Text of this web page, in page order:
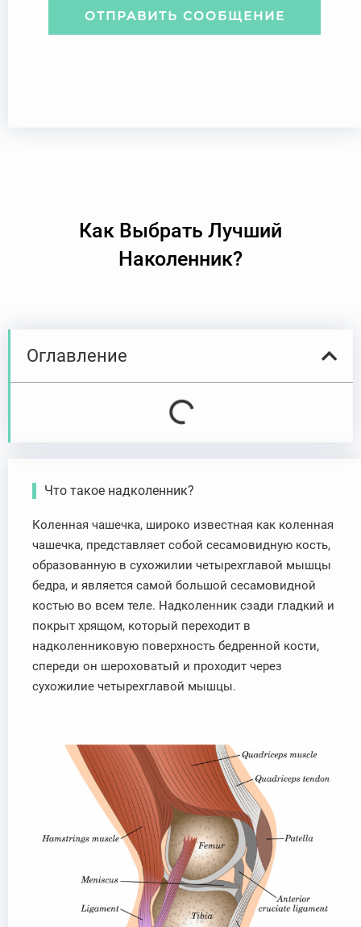
н
ОТПРАВИТЬ СООБЩЕНИЕ
Как Выбрать Лучший
Наколенник?
Оглавление
Что такое надколенник?
Коленная чашечка, широко известная как коленная
чашечка, представляет собой сесамовидную кость,
образованную в сухожилии четырехглавой мышцы
бедра, и является самой большой сесамовидной
костью во всем теле. Надколенник сзади гладкий и
покрыт хрящом, который переходит в
надколенниковую поверхность бедренной кости,
спереди он шероховатый и проходит через
сухожилие четырехглавой мышцы.